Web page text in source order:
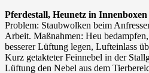
Pferdestall, Heunetz in Innenboxen
Problem: Staubwolken beim
Arbeit. Maßnahmen: Heu
besserer Lüftung legen, Lufteinlass
Kurz getakteter Feinnebel in der
Lüftung den Nebel aus dem